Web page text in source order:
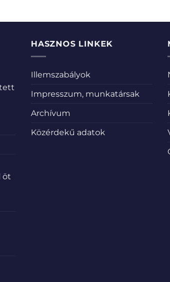
öt
HASZNOS LINKEK
Illemszabályok
Impresszum, munkatársak
Archívum
Közérdekű adatok